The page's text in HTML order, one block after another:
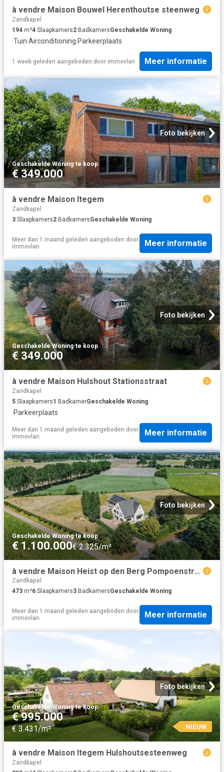
à vendre Maison Bouwel Herenthoutse steenweg
Zandkapel
194 m²4 Slaapkamers2 BadkamersGeschakelde Woning
·Tuin·Airconditioning·Parkeerplaats
1 week geleden aangeboden door immovlan Meer informatie
Foto bekijken
Geschakelde Woning·te koop
€ 349.000
à vendre Maison Itegem
Zandkapel
3 Slaapkamers2 BadkamersGeschakelde Woning
Meer dan 1 maand geleden aangeboden door
immovlan
Meer informatie
Foto bekijken
Geschakelde Woning·te koop
€ 349.000
à vendre Maison Hulshout Stationsstraat
Zandkapel
5 Slaapkamers1 BadkamerGeschakelde Woning
·Parkeerplaats
Meer dan 1 maand geleden aangeboden door
immovlan
Meer informatie
Foto bekijken
Geschakelde Woning·te koop
€ 1.100.000€ 2.325/m²
à vendre Maison Heist op den Berg Pompoenstraat
Zandkapel
473 m²6 Slaapkamers3 BadkamersGeschakelde Woning
Meer dan 1 maand geleden aangeboden door
immovlan
Meer informatie
Foto bekijken
Geschakelde Woning·te koop
€ 995.000
€ 3.431/m² NIEUW
à vendre Maison Itegem Hulshoutsesteenweg
Zandkapel